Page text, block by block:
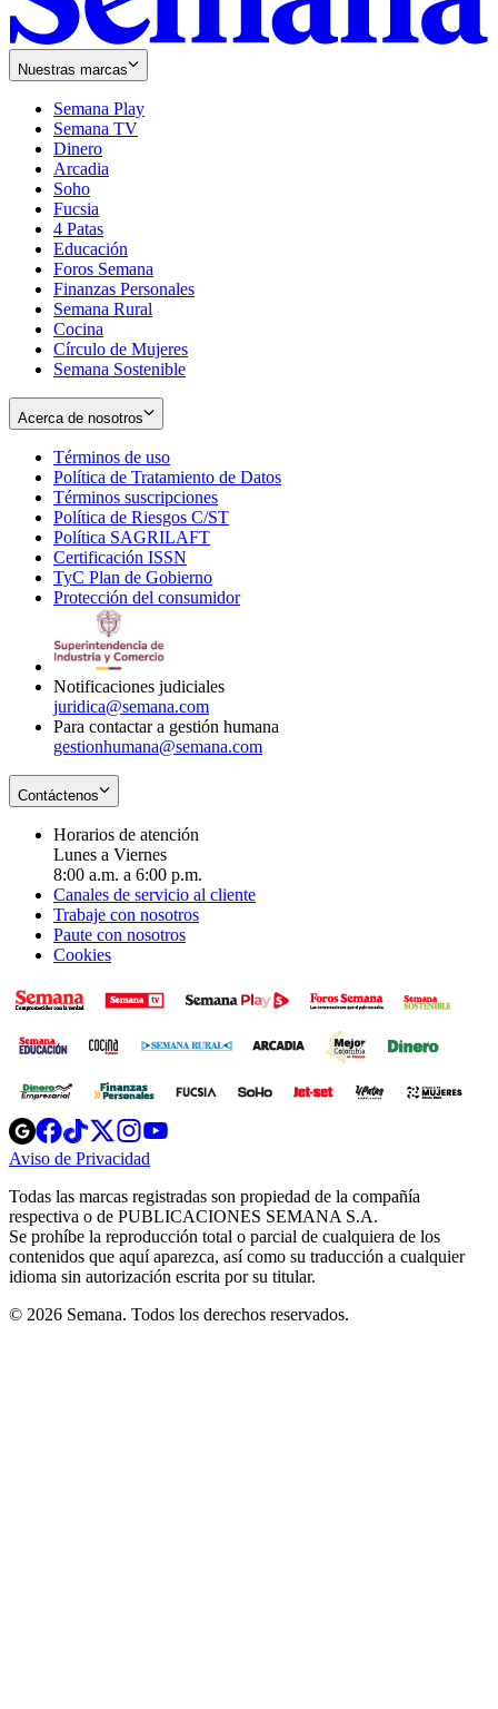
Nuestras marcas
Semana Play
Semana TV
Dinero
Arcadia
Soho
in
new
window
Fucsia
in
new
window
4 Patas
Educación
Foros Semana
Finanzas Personales
Semana Rural
Cocina
Círculo de Mujeres
Semana Sostenible
Acerca de nosotros
Términos de uso
in
new
window
Política de Tratamiento de Datos
Términos suscripciones
in
Política de Riesgos C/ST
Política SAGRILAFT
new
window
Certificación ISSN
in
new
TyC Plan de Gobierno
in
Protección del consumidorOpens
Notificaciones judiciales
juridica@semana.com
Para contactar a gestión humana
gestionhumana@semana.com
Contáctenos
Horarios de atención
Lunes a Viernes
8:00 a.m. a 6:00 p.m.
Canales de servicio al cliente
Trabaje con nosotros
Paute con nosotros
Cookies
Opens
in
new
Opens
in
new
Opens
in
new
window
Opens
new
windowwindow
Aviso de Privacidad
new
window
Todas las marcas registradas son propiedad de la compañía
respectiva o de PUBLICACIONES SEMANA S.A.
Se prohíbe la reproducción total o parcial de cualquiera de los
contenidos que aquí aparezca, así como su traducción a cualquier
idioma sin autorización escrita por su titular.
© 2026 Semana. Todos los derechos reservados.